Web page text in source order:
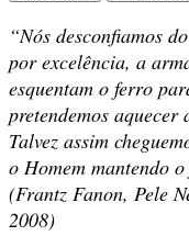
“Nós desconfiamos
por excelência, a
esquentam o ferro
pretendemos
Talvez assim
o Homem mantendo
(Frantz Fanon, Pele
2008)